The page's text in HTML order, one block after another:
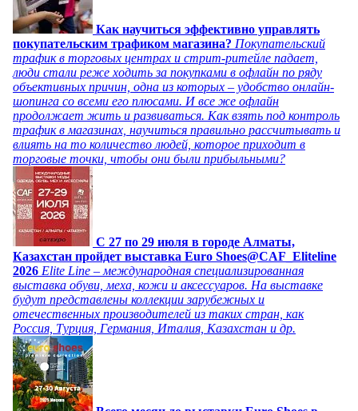
Как научиться эффективно управлять
покупательским трафиком магазина? Покупательский
трафик в торговых центрах и стрит-ритейле падает,
люди стали реже ходить за покупками в офлайн по ряду
объективных причин, одна из которых – удобство онлайн-
шопинга со всеми его плюсами. И все же офлайн
продолжает жить и развиваться. Как взять под контроль
трафик в магазинах, научиться правильно рассчитывать и
влиять на то количество людей, которое приходит в
торговые точки, чтобы они были прибыльными?
C 27 по 29 июля в городе Алматы,
Казахстан пройдет выставка Euro Shoes@CAF_Eliteline
2026 Elite Line – международная специализированная
выставка обуви, меха, кожи и аксессуаров. На выставке
будут представлены коллекции зарубежных и
отечественных производителей из таких стран, как
Россия, Турция, Германия, Италия, Казахстан и др.